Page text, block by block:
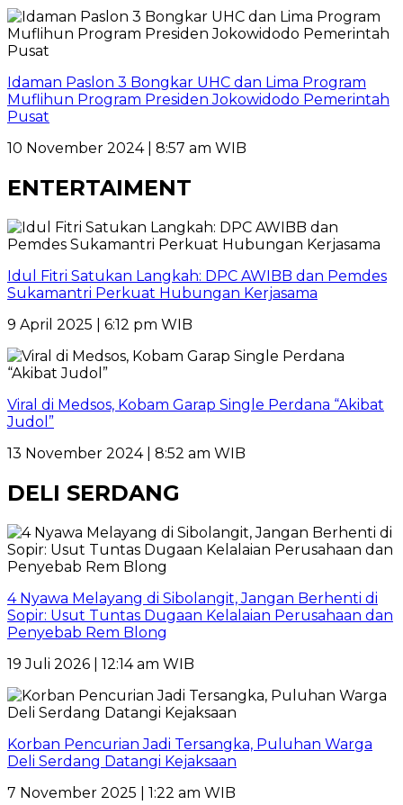
Idaman Paslon 3 Bongkar UHC dan Lima Program
Muflihun Program Presiden Jokowidodo Pemerintah
Pusat
10 November 2024 | 8:57 am WIB
ENTERTAIMENT
Idul Fitri Satukan Langkah: DPC AWIBB dan Pemdes
Sukamantri Perkuat Hubungan Kerjasama
9 April 2025 | 6:12 pm WIB
Viral di Medsos, Kobam Garap Single Perdana “Akibat
Judol”
13 November 2024 | 8:52 am WIB
DELI SERDANG
4 Nyawa Melayang di Sibolangit, Jangan Berhenti di
Sopir: Usut Tuntas Dugaan Kelalaian Perusahaan dan
Penyebab Rem Blong
19 Juli 2026 | 12:14 am WIB
Korban Pencurian Jadi Tersangka, Puluhan Warga
Deli Serdang Datangi Kejaksaan
7 November 2025 | 1:22 am WIB